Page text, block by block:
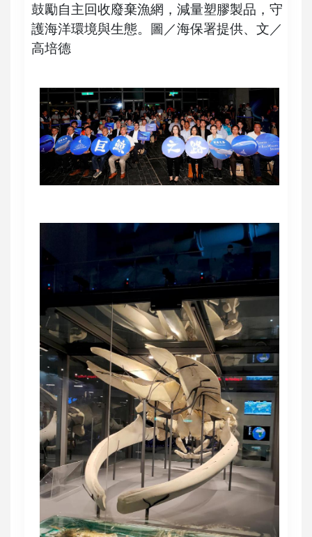
鼓勵自主回收廢棄漁網，減量塑膠製品，守
護海洋環境與生態。圖／海保署提供、文／
高培德